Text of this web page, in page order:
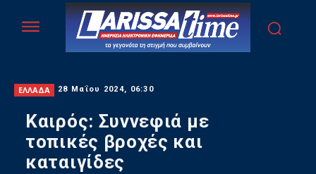
ΕΛΛΑΔΑ 28 Μαΐου 2024, 06:30
Καιρός: Συννεφιά με
τοπικές βροχές και
καταιγίδες